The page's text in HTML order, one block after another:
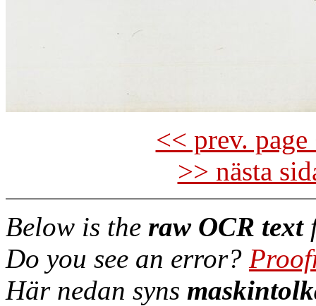
<< prev.
>> nästa
Below is the raw OCR text
Do you see an error?
Här nedan syns